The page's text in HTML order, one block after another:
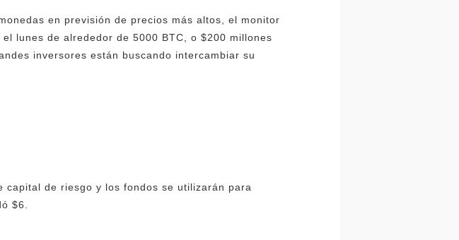
en previsión de precios más altos, el monitor
lunes de alrededor de 5000 BTC, o $200 millones
inversores están buscando intercambiar su
de riesgo y los fondos se utilizarán para
$6.